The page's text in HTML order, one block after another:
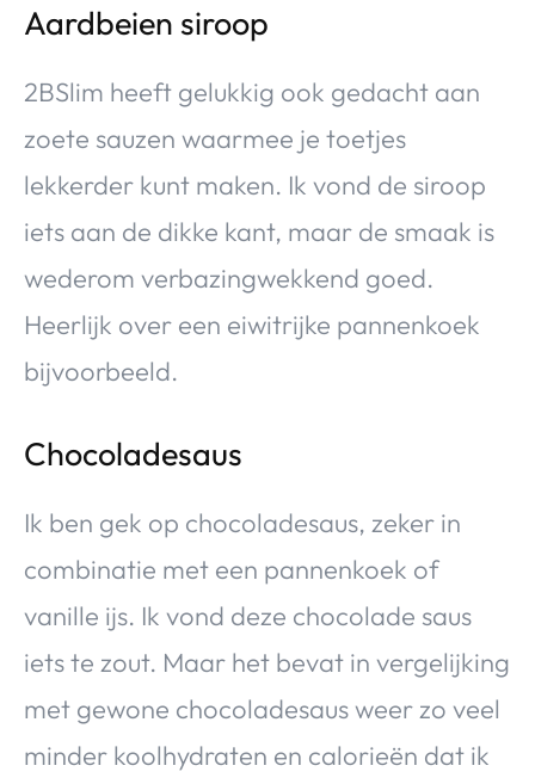
Aardbeien siroop
2BSlim heeft gelukkig ook gedacht aan
zoete sauzen waarmee je toetjes
lekkerder kunt maken. Ik vond de siroop
iets aan de dikke kant, maar de smaak is
wederom verbazingwekkend goed.
Heerlijk over een eiwitrijke pannenkoek
bijvoorbeeld.
Chocoladesaus
Ik ben gek op chocoladesaus, zeker in
combinatie met een pannenkoek of
vanille ijs. Ik vond deze chocolade saus
iets te zout. Maar het bevat in vergelijking
met gewone chocoladesaus weer zo veel
minder koolhydraten en calorieën dat ik